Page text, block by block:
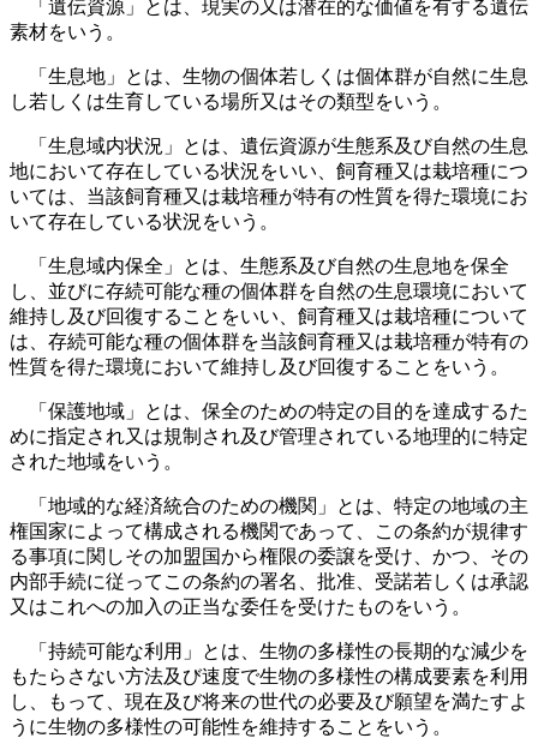
「遺伝資源」とは、現実の又は潜在的な価値を有する遺伝
素材をいう。
「生息地」とは、生物の個体若しくは個体群が自然に生息
し若しくは生育している場所又はその類型をいう。
「生息域内状況」とは、遺伝資源が生態系及び自然の生息
地において存在している状況をいい、飼育種又は栽培種につ
いては、当該飼育種又は栽培種が特有の性質を得た環境にお
いて存在している状況をいう。
「生息域内保全」とは、生態系及び自然の生息地を保全
し、並びに存続可能な種の個体群を自然の生息環境において
維持し及び回復することをいい、飼育種又は栽培種について
は、存続可能な種の個体群を当該飼育種又は栽培種が特有の
性質を得た環境において維持し及び回復することをいう。
「保護地域」とは、保全のための特定の目的を達成するた
めに指定され又は規制され及び管理されている地理的に特定
された地域をいう。
「地域的な経済統合のための機関」とは、特定の地域の主
権国家によって構成される機関であって、この条約が規律す
る事項に関しその加盟国から権限の委譲を受け、かつ、その
内部手続に従ってこの条約の署名、批准、受諾若しくは承認
又はこれへの加入の正当な委任を受けたものをいう。
「持続可能な利用」とは、生物の多様性の長期的な減少を
もたらさない方法及び速度で生物の多様性の構成要素を利用
し、もって、現在及び将来の世代の必要及び願望を満たすよ
うに生物の多様性の可能性を維持することをいう。